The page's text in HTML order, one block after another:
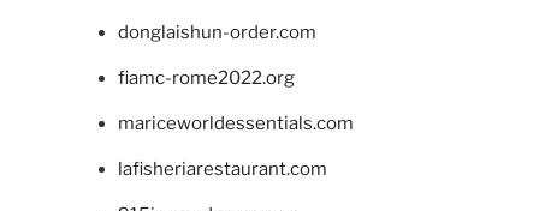
donglaishun-order.com
fiamc-rome2022.org
mariceworldessentials.com
lafisheriarestaurant.com